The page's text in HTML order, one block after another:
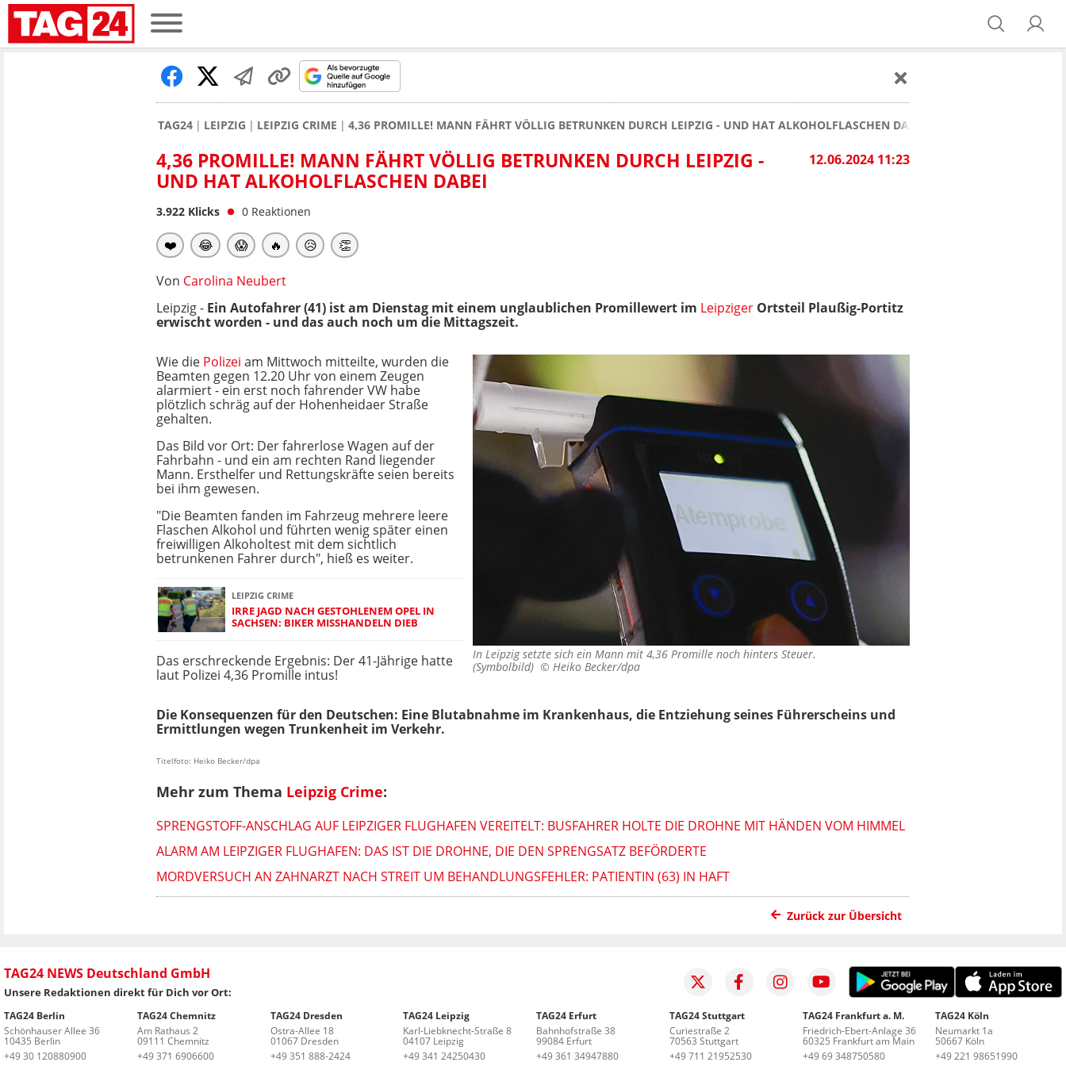
TAG24 LEIPZIG LEIPZIG CRIME 4,36 PROMILLE! MANN FÄHRT VÖLLIG BETRUNKEN DURCH LEIPZIG - UND HAT ALKOHOLFLASCHEN DABEI
12.06.2024 11:23
4,36 PROMILLE! MANN FÄHRT VÖLLIG BETRUNKEN DURCH LEIPZIG -
UND HAT ALKOHOLFLASCHEN DABEI
3.922 Klicks 0 Reaktionen
❤️ 😂 😱 🔥 😥 👏
Von Carolina Neubert
Leipzig - Ein Autofahrer (41) ist am Dienstag mit einem unglaublichen Promillewert im Leipziger Ortsteil Plaußig-Portitz
erwischt worden - und das auch noch um die Mittagszeit.
In Leipzig setzte sich ein Mann mit 4,36 Promille noch hinters Steuer.
(Symbolbild) © Heiko Becker/dpa
Wie die Polizei am Mittwoch mitteilte, wurden die
Beamten gegen 12.20 Uhr von einem Zeugen
alarmiert - ein erst noch fahrender VW habe
plötzlich schräg auf der Hohenheidaer Straße
gehalten.
Das Bild vor Ort: Der fahrerlose Wagen auf der
Fahrbahn - und ein am rechten Rand liegender
Mann. Ersthelfer und Rettungskräfte seien bereits
bei ihm gewesen.
"Die Beamten fanden im Fahrzeug mehrere leere
Flaschen Alkohol und führten wenig später einen
freiwilligen Alkoholtest mit dem sichtlich
betrunkenen Fahrer durch", hieß es weiter.
LEIPZIG CRIME
IRRE JAGD NACH GESTOHLENEM OPEL IN
SACHSEN: BIKER MISSHANDELN DIEB
Das erschreckende Ergebnis: Der 41-Jährige hatte
laut Polizei 4,36 Promille intus!
Die Konsequenzen für den Deutschen: Eine Blutabnahme im Krankenhaus, die Entziehung seines Führerscheins und
Ermittlungen wegen Trunkenheit im Verkehr.
Titelfoto: Heiko Becker/dpa
Mehr zum Thema Leipzig Crime:
SPRENGSTOFF-ANSCHLAG AUF LEIPZIGER FLUGHAFEN VEREITELT: BUSFAHRER HOLTE DIE DROHNE MIT HÄNDEN VOM HIMMEL
ALARM AM LEIPZIGER FLUGHAFEN: DAS IST DIE DROHNE, DIE DEN SPRENGSATZ BEFÖRDERTE
MORDVERSUCH AN ZAHNARZT NACH STREIT UM BEHANDLUNGSFEHLER: PATIENTIN (63) IN HAFT
Zurück zur Übersicht
TAG24 NEWS Deutschland GmbH
Unsere Redaktionen direkt für Dich vor Ort:
TAG24 Berlin
Schönhauser Allee 36
10435 Berlin
+49 30 120880900
TAG24 Chemnitz
Am Rathaus 2
09111 Chemnitz
+49 371 6906600
TAG24 Dresden
Ostra-Allee 18
01067 Dresden
+49 351 888-2424
TAG24 Leipzig
Karl-Liebknecht-Straße 8
04107 Leipzig
+49 341 24250430
TAG24 Erfurt
Bahnhofstraße 38
99084 Erfurt
+49 361 34947880
TAG24 Stuttgart
Curiestraße 2
70563 Stuttgart
+49 711 21952530
TAG24 Frankfurt a. M.
Friedrich-Ebert-Anlage 36
60325 Frankfurt am Main
+49 69 348750580
TAG24 Köln
Neumarkt 1a
50667 Köln
+49 221 98651990